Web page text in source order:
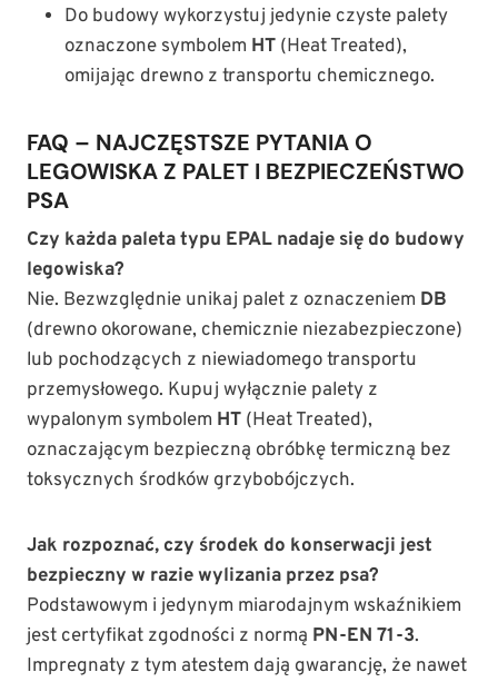
Do budowy wykorzystuj jedynie czyste palety
oznaczone symbolem HT (Heat Treated),
omijając drewno z transportu chemicznego.
FAQ – NAJCZĘSTSZE PYTANIA O
LEGOWISKA Z PALET I BEZPIECZEŃSTWO
PSA
Czy każda paleta typu EPAL nadaje się do budowy
legowiska?
Nie. Bezwzględnie unikaj palet z oznaczeniem DB
(drewno okorowane, chemicznie niezabezpieczone)
lub pochodzących z niewiadomego transportu
przemysłowego. Kupuj wyłącznie palety z
wypalonym symbolem HT (Heat Treated),
oznaczającym bezpieczną obróbkę termiczną bez
toksycznych środków grzybobójczych.
Jak rozpoznać, czy środek do konserwacji jest
bezpieczny w razie wylizania przez psa?
Podstawowym i jedynym miarodajnym wskaźnikiem
jest certyfikat zgodności z normą PN-EN 71-3.
Impregnaty z tym atestem dają gwarancję, że nawet